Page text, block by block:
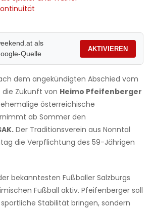
als
Quelle
AKTIVIEREN
dem angekündigten Abschied vom
die Zukunft von Heimo Pfeifenberger
österreichische
ab Sommer den
Der Traditionsverein aus Nonntal
die Verpflichtung des 59-Jährigen
bekanntesten Fußballer Salzburgs
Fußball aktiv. Pfeifenberger soll
Stabilität bringen, sondern